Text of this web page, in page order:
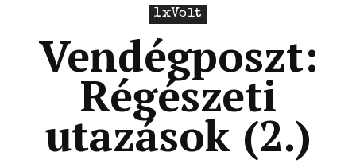
1xVolt
Vendégposzt:
Régészeti
utazások (2.)